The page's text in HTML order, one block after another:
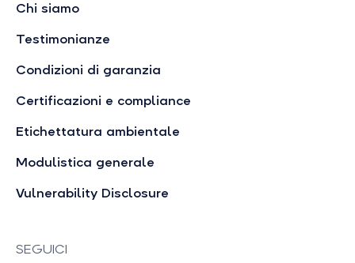
Chi siamo
Testimonianze
Condizioni di garanzia
Certificazioni e compliance
Etichettatura ambientale
Modulistica generale
Vulnerability Disclosure
SEGUICI